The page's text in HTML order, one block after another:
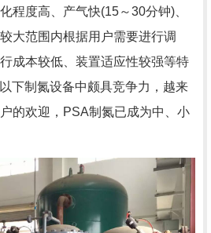
程度高、产气快(15～30分钟)、
大范围内根据用户需要进行调
成本较低、装置适应性较强等特
下制氮设备中颇具竞争力，越来
的欢迎，PSA制氮已成为中、小